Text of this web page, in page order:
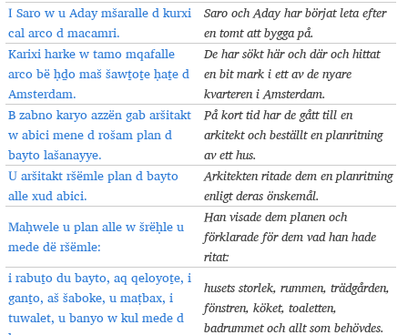
I Saro w u Aday mšaralle d kurxi
cal arco d macamri.
Sarooch Aday har börjat leta efter
en tomt att bygga på.
Karixi harke w tamo mqafalle
arco bë ḥḏo maš šawṯoṯe ḥaṯe d
Amsterdam.
De har sökt här och där och hittat
en bit mark i ett av de nyare
kvarteren i Amsterdam.
B zabno karyo azzën gab aršitakt
w abici mene d rošam plan d
bayto lašanayye.
På kort tid har de gått till en
arkitekt och beställt en planritning
av ett hus.
U aršitakt ršëmle plan d bayto
alle xud abici.
Arkitekten ritade dem en planritning
enligt deras önskemål.
Maḥwele u plan alle w šrëḥle u
mede dë ršëmle:
Han visade dem planen och
förklarade för dem vad han hade
ritat:
i rabuṯo du bayto, aq qeloyoṯe, i
ganṯo, aš šaboke, u maṭbax, i
tuwalet, u banyo w kul mede d
husets storlek, rummen, trädgården,
fönstren, köket, toaletten,
badrummet och allt som behövdes.